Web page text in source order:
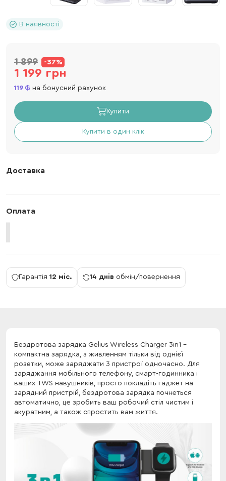
В наявності
1 899 -37%
1 199 грн
119 на бонусний рахунок
Купити
Купити в один клік
Доставка
Оплата
Гарантія 12 міс. 14 днів обмін/повернення
Бездротова зарядка Gelius Wireless Charger 3in1 -
компактна зарядка, з живленням тільки від однієї
розетки, може заряджати 3 пристрої одночасно. Для
заряджання мобільного телефону, смарт-годинника і
ваших TWS навушників, просто покладіть гаджет на
зарядний пристрій, бездротова зарядка почнеться
автоматично, це зробить ваш робочий стіл чистим і
акуратним, а також спростить вам життя.